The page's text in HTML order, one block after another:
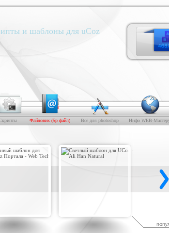
и шаблоны для uCoz
Файловик (5р файл) Всё для photoshop Инфо WEB-
Светлый шаблон для UCoz - Ali
Игровой